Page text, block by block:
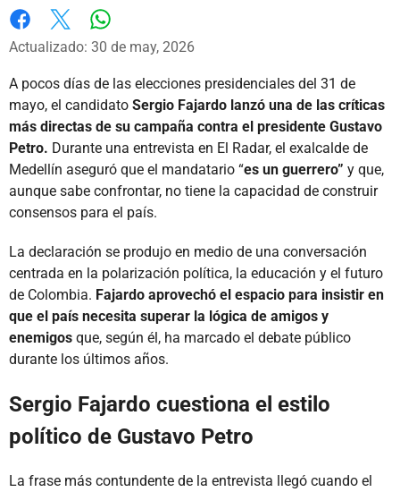
Facebook
X
Actualizado: 30 de may, 2026
A pocos días de las elecciones presidenciales del 31 de
mayo, el candidato Sergio Fajardo lanzó una de las críticas
más directas de su campaña contra el presidente Gustavo
Petro. Durante una entrevista en El Radar, el exalcalde de
Medellín aseguró que el mandatario “es un guerrero” y que,
aunque sabe confrontar, no tiene la capacidad de construir
consensos para el país.
La declaración se produjo en medio de una conversación
centrada en la polarización política, la educación y el futuro
de Colombia. Fajardo aprovechó el espacio para insistir en
que el país necesita superar la lógica de amigos y
enemigos que, según él, ha marcado el debate público
durante los últimos años.
Sergio Fajardo cuestiona el estilo
político de Gustavo Petro
La frase más contundente de la entrevista llegó cuando el